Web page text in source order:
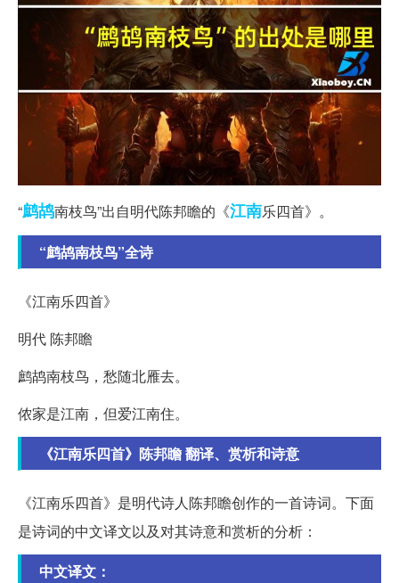
“鹧鸪南枝鸟”出自明代陈邦瞻的《江南乐四首》。
“鹧鸪南枝鸟”全诗
《江南乐四首》
明代 陈邦瞻
鹧鸪南枝鸟，愁随北雁去。
侬家是江南，但爱江南住。
《江南乐四首》陈邦瞻 翻译、赏析和诗意
《江南乐四首》是明代诗人陈邦瞻创作的一首诗词。下面
是诗词的中文译文以及对其诗意和赏析的分析：
中文译文：